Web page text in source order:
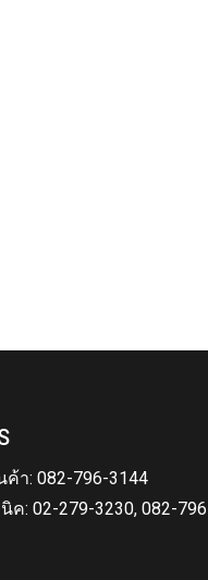
า: 082-796-3144
ค: 02-279-3230, 082-